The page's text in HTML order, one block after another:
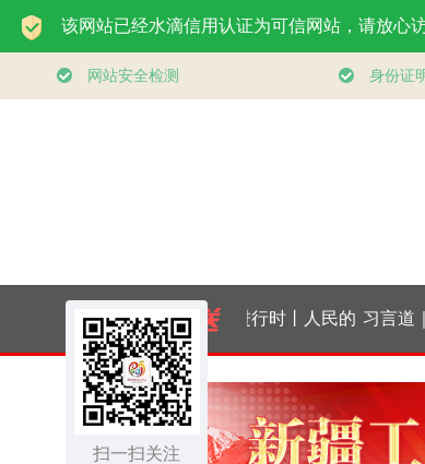
扫一扫关注
时政微观察丨从40%
的新目标看全民健身
事业高质量发展
学习进行时丨人民的
健康、体质、幸福一
脉相承
习言道｜
习近平为
可十防